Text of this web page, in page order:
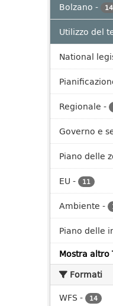
Bolzano - 14
Utilizzo del
National
Regionale -
Governo e
Piano delle
EU - 11
Ambiente -
Piano delle
Mostra altro
Formati
WFS - 14